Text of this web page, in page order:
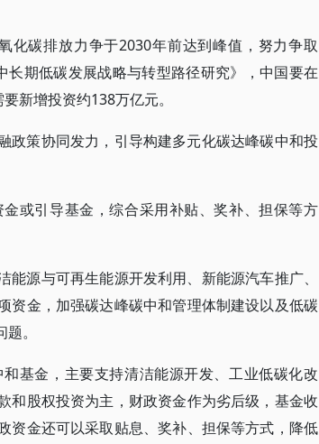
化碳排放力争于2030年前达到峰值，努力争取
期低碳发展战略与转型路径研究》，中国要在
新增投资约138万亿元。
政策协同发力，引导构建多元化碳达峰碳中和投
或引导基金，综合采用补贴、奖补、担保等方
源与可再生能源开发利用、新能源汽车推广、
资金，加强碳达峰碳中和管理体制建设以及低碳
。
基金，主要支持清洁能源开发、工业低碳化改
和股权投资为主，财政资金作为劣后级，基金收
资金还可以采取贴息、奖补、担保等方式，降低